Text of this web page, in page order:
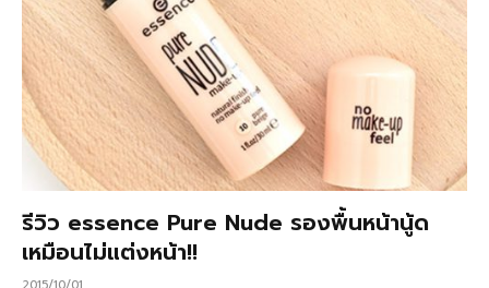
รีวิว essence Pure Nude รองพื้นหน้านู้ด
เหมือนไม่แต่งหน้า!!